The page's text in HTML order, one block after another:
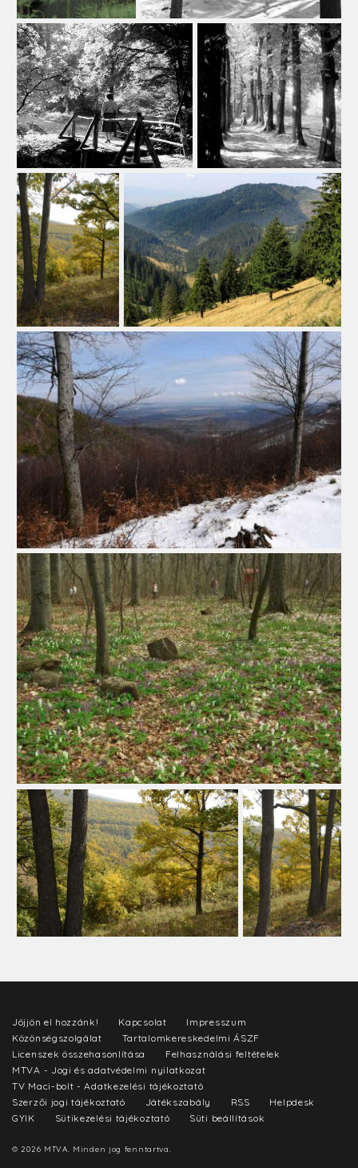
Jöjjön el hozzánk! Kapcsolat
Impresszum
Közönségszolgálat
Tartalomkereskedelmi ÁSZF
Licenszek összehasonlítása
Felhasználási feltételek
MTVA - Jogi és adatvédelmi nyilatkozat
TV Maci-bolt - Adatkezelési tájékoztató
Szerzői jogi tájékoztató
Játékszabály RSS
Helpdesk
GYIK
Sütikezelési tájékoztató Süti beállítások
© 2026 MTVA. Minden jog fenntartva.